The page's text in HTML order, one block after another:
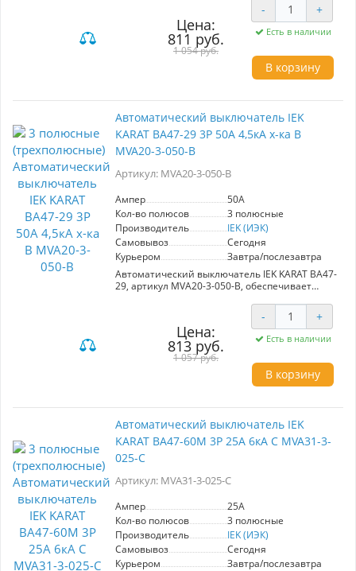
**Основные характеристики:**
- Номинальный ток: 8 А
- Короткозамковая способность: 4,5 кА
- Тип: 3-полюсный
- Характеристика: C (для двигателей с
небольшими пусковыми токами)
**Преимущества:**
- Эффективная защита распределительных и
групповых цепей от перегрузок и коротких
замыканий.
- Подходит для использования с
электроприборами, освещением и
небольшими двигателями.
- Рекомендуется для вводно-
распределительных устройств в жилых и
общественных зданиях.
- Высокое качество и надежность от
производителя IEK.
Цена:
811 руб.
1 054 руб.
- +
Есть в наличии
В корзину
Автоматический выключатель IEK
KARAT ВА47-29 3Р 50А 4,5кА х-ка В
MVA20-3-050-B
Артикул: MVA20-3-050-B
Ампер
50A
Кол-во полюсов
3 полюсные
Производитель
IEK (ИЭК)
Самовывоз
Сегодня
Курьером
Завтра/послезавтра
Автоматический выключатель IEK KARAT ВА47-
29, артикул MVA20-3-050-B, обеспечивает
групповых цепей с номинальным током 50А.
Подходит для различных типов нагрузки:
освещение и электроприборы (характеристика
В), двигатели с небольшими пусковыми
токами (характеристика C) и с большими
пусковыми токами (характеристика D).
общественных зданиях. Надежность и
безопасность в каждой установке.
Цена:
813 руб.
1 057 руб.
- +
Есть в наличии
В корзину
Автоматический выключатель IEK
KARAT ВА47-60M 3Р 25А 6кА С MVA31-3-
025-C
Артикул: MVA31-3-025-C
Ампер
25A
Кол-во полюсов
3 полюсные
Производитель
IEK (ИЭК)
Самовывоз
Сегодня
Курьером
Завтра/послезавтра